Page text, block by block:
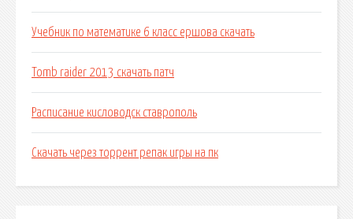
Учебник по математике 6 класс ершова скачать
Tomb raider 2013 скачать патч
Расписание кисловодск ставрополь
Скачать через торрент репак игры на пк